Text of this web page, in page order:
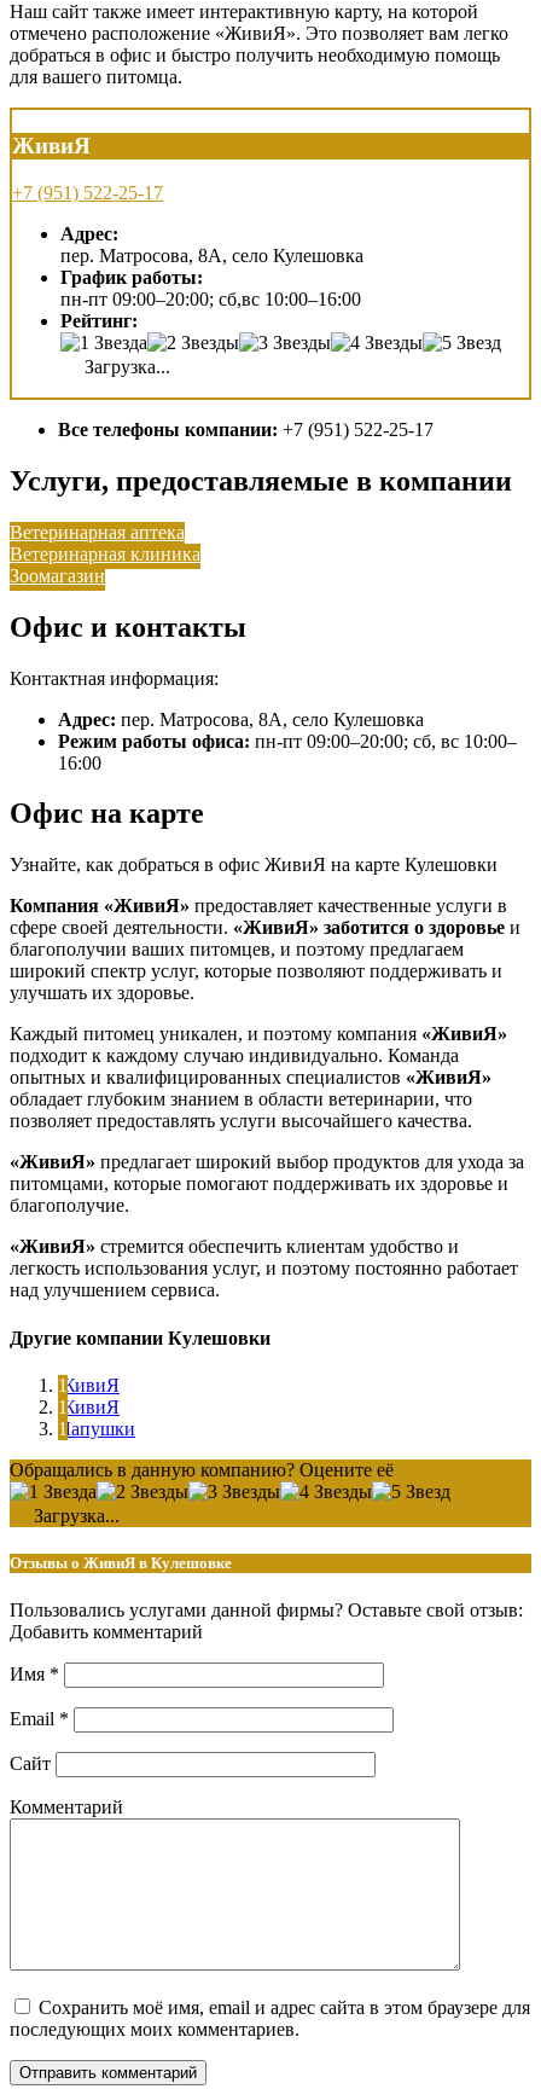
Наш сайт также имеет интерактивную карту, на которой
отмечено расположение «ЖивиЯ». Это позволяет вам легко
добраться в офис и быстро получить необходимую помощь
для вашего питомца.
ЖивиЯ
+7 (951) 522-25-17
Адрес:
пер. Матросова, 8А, село Кулешовка
График работы:
пн-пт 09:00–20:00; сб,вс 10:00–16:00
Рейтинг:
Загрузка...
Все телефоны компании: +7 (951) 522-25-17
Услуги, предоставляемые в компании
Ветеринарная аптека
Ветеринарная клиника
Зоомагазин
Офис и контакты
Контактная информация:
Адрес: пер. Матросова, 8А, село Кулешовка
Режим работы офиса: пн-пт 09:00–20:00; сб, вс 10:00–
16:00
Офис на карте
Узнайте, как добраться в офис ЖивиЯ на карте Кулешовки
Компания «ЖивиЯ» предоставляет качественные услуги в
сфере своей деятельности. «ЖивиЯ» заботится о здоровье и
благополучии ваших питомцев, и поэтому предлагаем
широкий спектр услуг, которые позволяют поддерживать и
улучшать их здоровье.
Каждый питомец уникален, и поэтому компания «ЖивиЯ»
подходит к каждому случаю индивидуально. Команда
опытных и квалифицированных специалистов «ЖивиЯ»
обладает глубоким знанием в области ветеринарии, что
позволяет предоставлять услуги высочайшего качества.
«ЖивиЯ» предлагает широкий выбор продуктов для ухода за
питомцами, которые помогают поддерживать их здоровье и
благополучие.
«ЖивиЯ» стремится обеспечить клиентам удобство и
легкость использования услуг, и поэтому постоянно работает
над улучшением сервиса.
Другие компании Кулешовки
ЖивиЯ
ЖивиЯ
Лапушки
Обращались в данную компанию? Оцените её
Загрузка...
Отзывы о ЖивиЯ в Кулешовке
Пользовались услугами данной фирмы? Оставьте свой отзыв:
Добавить комментарий
Имя *
Email *
Сайт
Комментарий
Сохранить моё имя, email и адрес сайта в этом браузере для
последующих моих комментариев.